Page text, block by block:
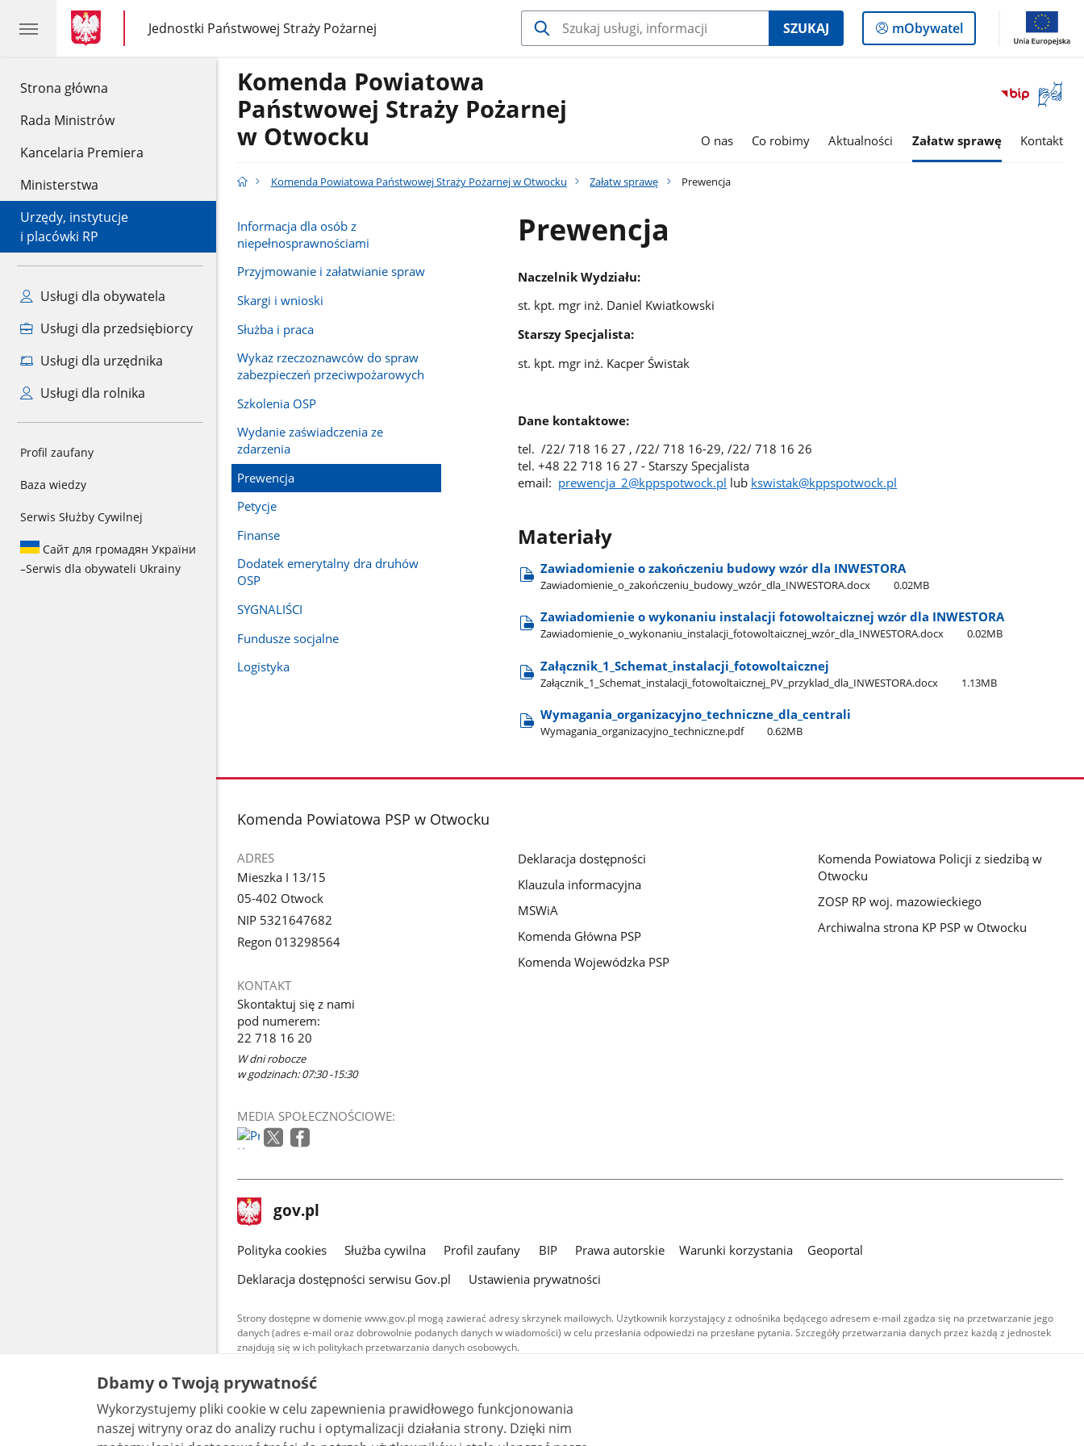
Strona główna
Rada Ministrów
Kancelaria Premiera
Ministerstwa
Urzędy, instytucje
i placówki RP
Usługi dla obywatela
Usługi dla przedsiębiorcy
Usługi dla urzędnika
Usługi dla rolnika
Profil zaufany
Baza wiedzy
Serwis Służby Cywilnej
Сайт для громадян України
–Serwis dla obywateli Ukrainy
gov.pl
gov.pl
Jednostki Państwowej Straży Pożarnej
gov.pl
Jednostki
Państwowej
SZUKAJ
Logowanie
do
mObywatel
Otwórz
okno
Komenda Powiatowa
Państwowej Straży Pożarnej
w Otwocku
O nas Co robimy Aktualności Załatw sprawę Kontakt
Komenda Powiatowa Państwowej Straży Pożarnej w Otwocku Załatw sprawę Prewencja
Informacja dla osób z
niepełnosprawnościami
Przyjmowanie i załatwianie spraw
Skargi i wnioski
Służba i praca
Wykaz rzeczoznawców do spraw
zabezpieczeń przeciwpożarowych
Szkolenia OSP
Wydanie zaświadczenia ze
zdarzenia
Prewencja
Petycje
Finanse
Dodatek emerytalny dra druhów
OSP
SYGNALIŚCI
Fundusze socjalne
Logistyka
Prewencja
Naczelnik Wydziału:
st. kpt. mgr inż. Daniel Kwiatkowski
Starszy Specjalista:
st. kpt. mgr inż. Kacper Świstak
Dane kontaktowe:
tel. /22/ 718 16 27 , /22/ 718 16-29, /22/ 718 16 26
tel. +48 22 718 16 27 - Starszy Specjalista
email: prewencja_2@kppspotwock.pl lub kswistak@kppspotwock.pl
Materiały
Zawiadomienie o zakończeniu budowy wzór dla INWESTORA
Zawiadomienie​_o​_zakończeniu​_budowy​_wzór​_dla​_INWESTORA.docx 0.02MB
Zawiadomienie o wykonaniu instalacji fotowoltaicznej wzór dla INWESTORA
Zawiadomienie​_o​_wykonaniu​_instalacji​_fotowoltaicznej​_wzór​_dla​_INWESTORA.docx 0.02MB
Załącznik​_1​_Schemat​_instalacji​_fotowoltaicznej
Załącznik​_1​_Schemat​_instalacji​_fotowoltaicznej​_PV​_przyklad​_dla​_INWESTORA.docx 1.13MB
Wymagania​_organizacyjno​_techniczne​_dla​_centrali
Wymagania​_organizacyjno​_techniczne.pdf 0.62MB
stopka
Komenda Powiatowa PSP w Otwocku
ADRES
Mieszka I 13/15
05-402 Otwock
NIP 5321647682
Regon 013298564
KONTAKT
Skontaktuj się z nami
pod numerem:
22 718 16 20
W dni robocze
w godzinach: 07:30 -15:30
MEDIA SPOŁECZNOŚCIOWE:
Deklaracja dostępności
Klauzula informacyjna
MSWiA
Komenda Główna PSP
Komenda Wojewódzka PSP
Komenda Powiatowa Policji z siedzibą w
Otwocku
ZOSP RP woj. mazowieckiego
Archiwalna strona KP PSP w Otwocku
stopka
gov.pl Strona
gov.pl
gov.pl
Polityka cookies Służba cywilna Profil zaufany BIP Prawa autorskie Warunki korzystania
Geoportal
Deklaracja dostępności serwisu Gov.pl
Ustawienia prywatności
Strony dostępne w domenie www.gov.pl mogą zawierać adresy skrzynek mailowych. Użytkownik korzystający z odnośnika będącego adresem e-mail zgadza się na przetwarzanie jego
danych (adres e-mail oraz dobrowolnie podanych danych w wiadomości) w celu przesłania odpowiedzi na przesłane pytania. Szczegóły przetwarzania danych przez każdą z jednostek
znajdują się w ich politykach przetwarzania danych osobowych.
Treści tekstowe publikowane w serwisie (z wyłączeniem treści audiowizualnych), są
udostępniane na licencji typu Creative Commons: uznanie autorstwa - na tych samych
warunkach 4.0 (CC BY-SA 4.0). Materiały audiowizualne, w tym zdjęcia, materiały audio i wideo,
są udostępniane na licencji typu Creative Commons: uznanie autorstwa użycie niekomercyjne -
bez utworów zależnych 4.0 (CC BY-NC-ND 4.0), o ile nie jest to stwierdzone inaczej.
Dbamy o Twoją prywatność
Wykorzystujemy pliki cookie w celu zapewnienia prawidłowego funkcjonowania
naszej witryny oraz do analizy ruchu i optymalizacji działania strony. Dzięki nim